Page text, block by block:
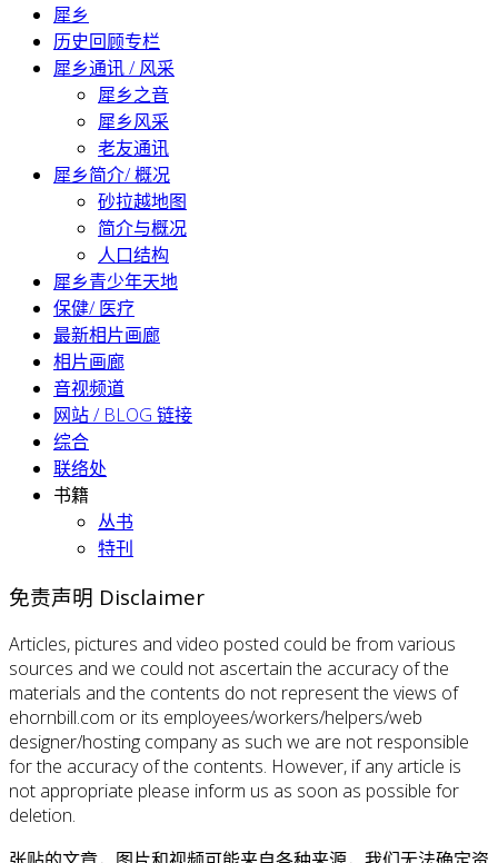
犀乡
历史回顾专栏
犀乡通讯 / 风采
犀乡之音
犀乡风采
老友通讯
犀乡简介/ 概况
砂拉越地图
简介与概况
人口结构
犀乡青少年天地
保健/ 医疗
最新相片画廊
相片画廊
音视频道
网站 / BLOG 链接
综合
联络处
书籍
丛书
特刊
免责声明 Disclaimer
Articles, pictures and video posted could be from various
sources and we could not ascertain the accuracy of the
materials and the contents do not represent the views of
ehornbill.com or its employees/workers/helpers/web
designer/hosting company as such we are not responsible
for the accuracy of the contents. However, if any article is
not appropriate please inform us as soon as possible for
deletion.